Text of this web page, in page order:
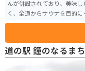
んが併設されており、美味
く、全道からサウナを目的
疲れをとってリフレッシュ
もあるので、日帰りでも宿泊
道の駅 鐘のなるま